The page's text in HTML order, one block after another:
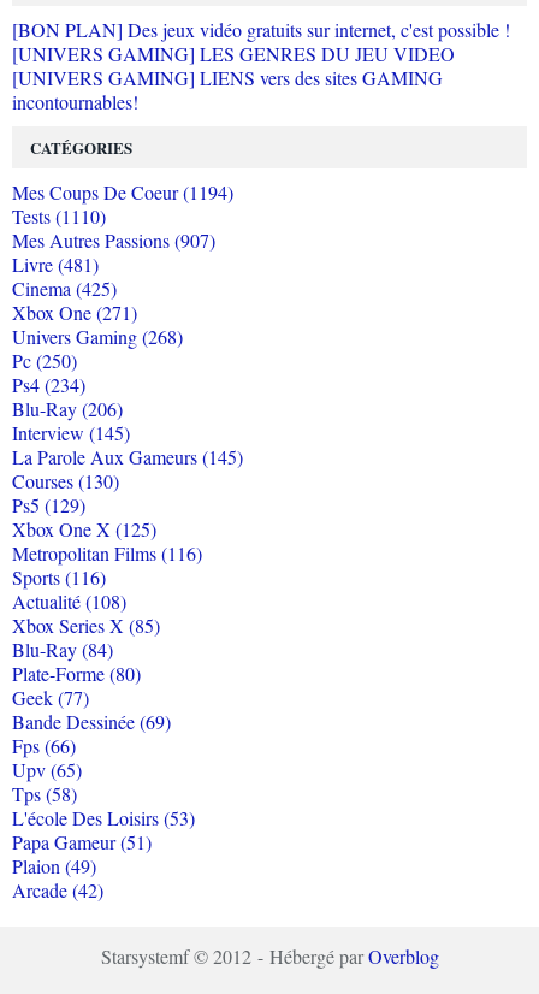
[BON PLAN] Des jeux vidéo gratuits sur internet, c'est possible !
[UNIVERS GAMING] LES GENRES DU JEU VIDEO
[UNIVERS GAMING] LIENS vers des sites GAMING
incontournables!
CATÉGORIES
Mes Coups De Coeur (1194)
Tests (1110)
Mes Autres Passions (907)
Livre (481)
Cinema (425)
Xbox One (271)
Univers Gaming (268)
Pc (250)
Ps4 (234)
Blu-Ray (206)
Interview (145)
La Parole Aux Gameurs (145)
Courses (130)
Ps5 (129)
Xbox One X (125)
Metropolitan Films (116)
Sports (116)
Actualité (108)
Xbox Series X (85)
Blu-Ray (84)
Plate-Forme (80)
Geek (77)
Bande Dessinée (69)
Fps (66)
Upv (65)
Tps (58)
L'école Des Loisirs (53)
Papa Gameur (51)
Plaion (49)
Arcade (42)
Starsystemf © 2012 - Hébergé parOverblog